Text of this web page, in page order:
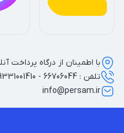
با اطمینان از درگاه پرداخت
تلفن : 66706044 - 09331001410
info@persam.ir